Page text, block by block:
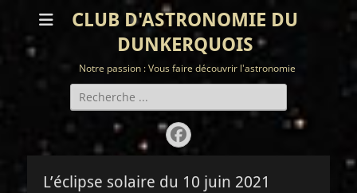
CLUB D'ASTRONOMIE DU
DUNKERQUOIS
Notre passion : Vous faire découvrir l'astronomie
Rechercher :
Facebook
L’éclipse solaire du 10 juin 2021